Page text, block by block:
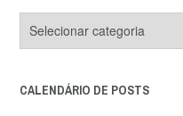
de
CALENDÁRIO DE POSTS